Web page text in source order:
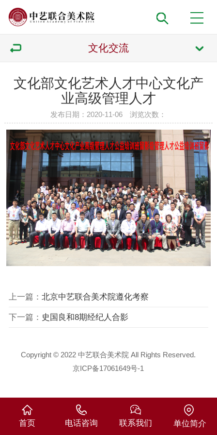
文化交流
文化部文化艺术人才中心文化产
业高级管理人才
发布日期：2020-11-06 浏览次数：
上一篇： 北京中艺联合美术院遵化考察
下一篇： 史国良和8期经纪人合影
Copyright © 2022 中艺联合美术院 All Rights Reserved.
京ICP备17061649号-1
首页 电话咨询 联系我们 单位简介